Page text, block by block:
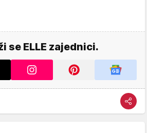
se ELLE zajednici.